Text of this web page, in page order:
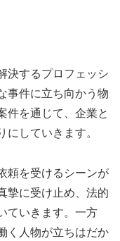
決するプロフェッシ
事件に立ち向かう物
件を通じて、企業と
していきます。
頼を受けるシーンが
摯に受け止め、法的
ていきます。一方
く人物が立ちはだか